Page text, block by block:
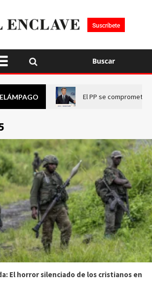
Suscríbete
Buscar
El PP se compromete
El horror silenciado de los cristianos en